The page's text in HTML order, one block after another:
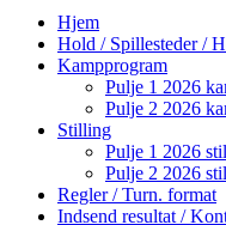
Hjem
Hold / Spillesteder /
Kampprogram
Pulje 1 2026
Pulje 2 2026
Stilling
Pulje 1 2026
Pulje 2 2026
Regler / Turn. format
Indsend resultat /